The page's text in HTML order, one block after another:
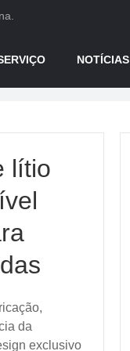
NOTÍCIAS
lítio
da
exclusivo